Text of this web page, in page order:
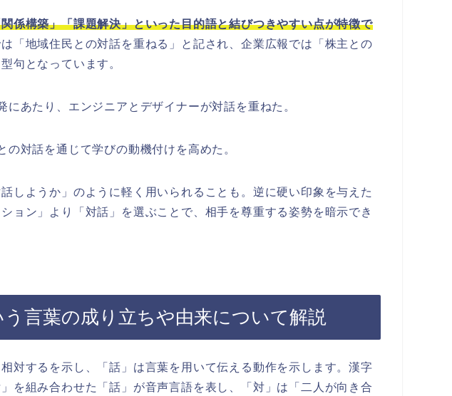
係構築」「課題解決」といった目的語と結びつきやすい点が特徴で
「地域住民との対話を重ねる」と記され、企業広報では「株主との
句となっています。
にあたり、エンジニアとデザイナーが対話を重ねた。
の対話を通じて学びの動機付けを高めた。
しようか」のように軽く用いられることも。逆に硬い印象を与えた
ョン」より「対話」を選ぶことで、相手を尊重する姿勢を暗示でき
う言葉の成り立ちや由来について解説
相対するを示し、「話」は言葉を用いて伝える動作を示します。漢字
を組み合わせた「話」が音声言語を表し、「対」は「二人が向き合